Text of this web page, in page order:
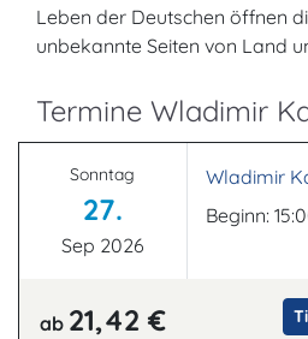
Leben der Deutschen öffnen
unbekannte Seiten von Land
Termine Wladimir
Sonntag
27.
Sep 2026
Wladimir
Beginn:
ab 21,42 €